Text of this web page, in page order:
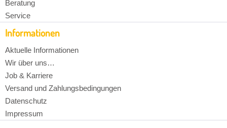
Beratung
Service
Informationen
Aktuelle Informationen
Wir über uns…
Job & Karriere
Versand und Zahlungsbedingungen
Datenschutz
Impressum